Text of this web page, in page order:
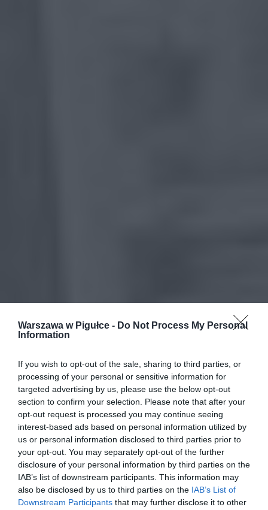
Warszawa w Pigułce - Do Not Process My Personal
Information
If you wish to opt-out of the sale, sharing to third parties, or
processing of your personal or sensitive information for
targeted advertising by us, please use the below opt-out
section to confirm your selection. Please note that after your
opt-out request is processed you may continue seeing
interest-based ads based on personal information utilized by
us or personal information disclosed to third parties prior to
your opt-out. You may separately opt-out of the further
disclosure of your personal information by third parties on the
IAB’s list of downstream participants. This information may
also be disclosed by us to third parties on the IAB’s List of
Downstream Participants that may further disclose it to other